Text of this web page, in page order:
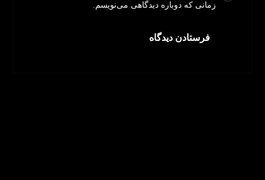
زمانی که دوباره دیدگاهی می‌نویسم.